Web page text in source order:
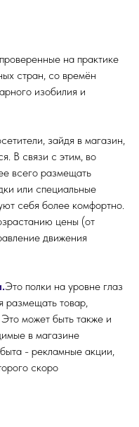
на практике
стран, со времён
изобилия и
зайдя в магазин,
В связи с этим, во
всего размещать
или специальные
себя более комфортно.
цены (от
движения
Это полки на уровне глаз
размещать товар,
может быть также и
в магазине
- рек­ламные акции,
скоро
Консалтинг
О компании
Контакты